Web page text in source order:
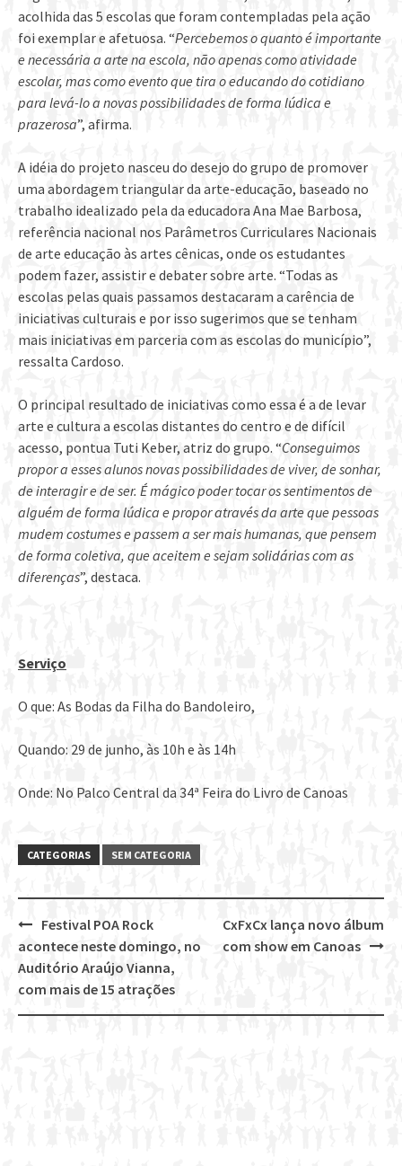
acolhida das 5 escolas que foram contempladas pela ação
foi exemplar e afetuosa. “Percebemos o quanto é importante
e necessária a arte na escola, não apenas como atividade
escolar, mas como evento que tira o educando do cotidiano
para levá-lo a novas possibilidades de forma lúdica e
prazerosa”, afirma.
A idéia do projeto nasceu do desejo do grupo de promover
uma abordagem triangular da arte-educação, baseado no
trabalho idealizado pela da educadora Ana Mae Barbosa,
referência nacional nos Parâmetros Curriculares Nacionais
de arte educação às artes cênicas, onde os estudantes
podem fazer, assistir e debater sobre arte. “Todas as
escolas pelas quais passamos destacaram a carência de
iniciativas culturais e por isso sugerimos que se tenham
mais iniciativas em parceria com as escolas do município”,
ressalta Cardoso.
O principal resultado de iniciativas como essa é a de levar
arte e cultura a escolas distantes do centro e de difícil
acesso, pontua Tuti Keber, atriz do grupo. “Conseguimos
propor a esses alunos novas possibilidades de viver, de sonhar,
de interagir e de ser. É mágico poder tocar os sentimentos de
alguém de forma lúdica e propor através da arte que pessoas
mudem costumes e passem a ser mais humanas, que pensem
de forma coletiva, que aceitem e sejam solidárias com as
diferenças”, destaca.
Serviço
O que: As Bodas da Filha do Bandoleiro,
Quando: 29 de junho, às 10h e às 14h
Onde: No Palco Central da 34ª Feira do Livro de Canoas
CATEGORIAS SEM CATEGORIA
Post
navigation
CxFxCx lança novo álbum
com show em Canoas
Festival POA Rock
acontece neste domingo, no
Auditório Araújo Vianna,
com mais de 15 atrações